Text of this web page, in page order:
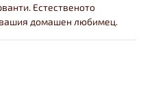
Естественото
вашия домашен любимец.